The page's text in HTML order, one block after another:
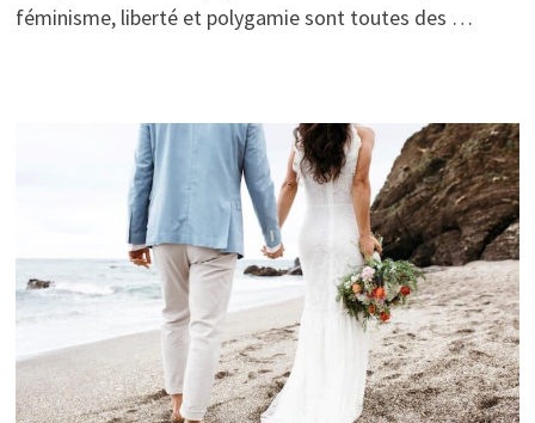
féminisme, liberté et polygamie sont toutes des …